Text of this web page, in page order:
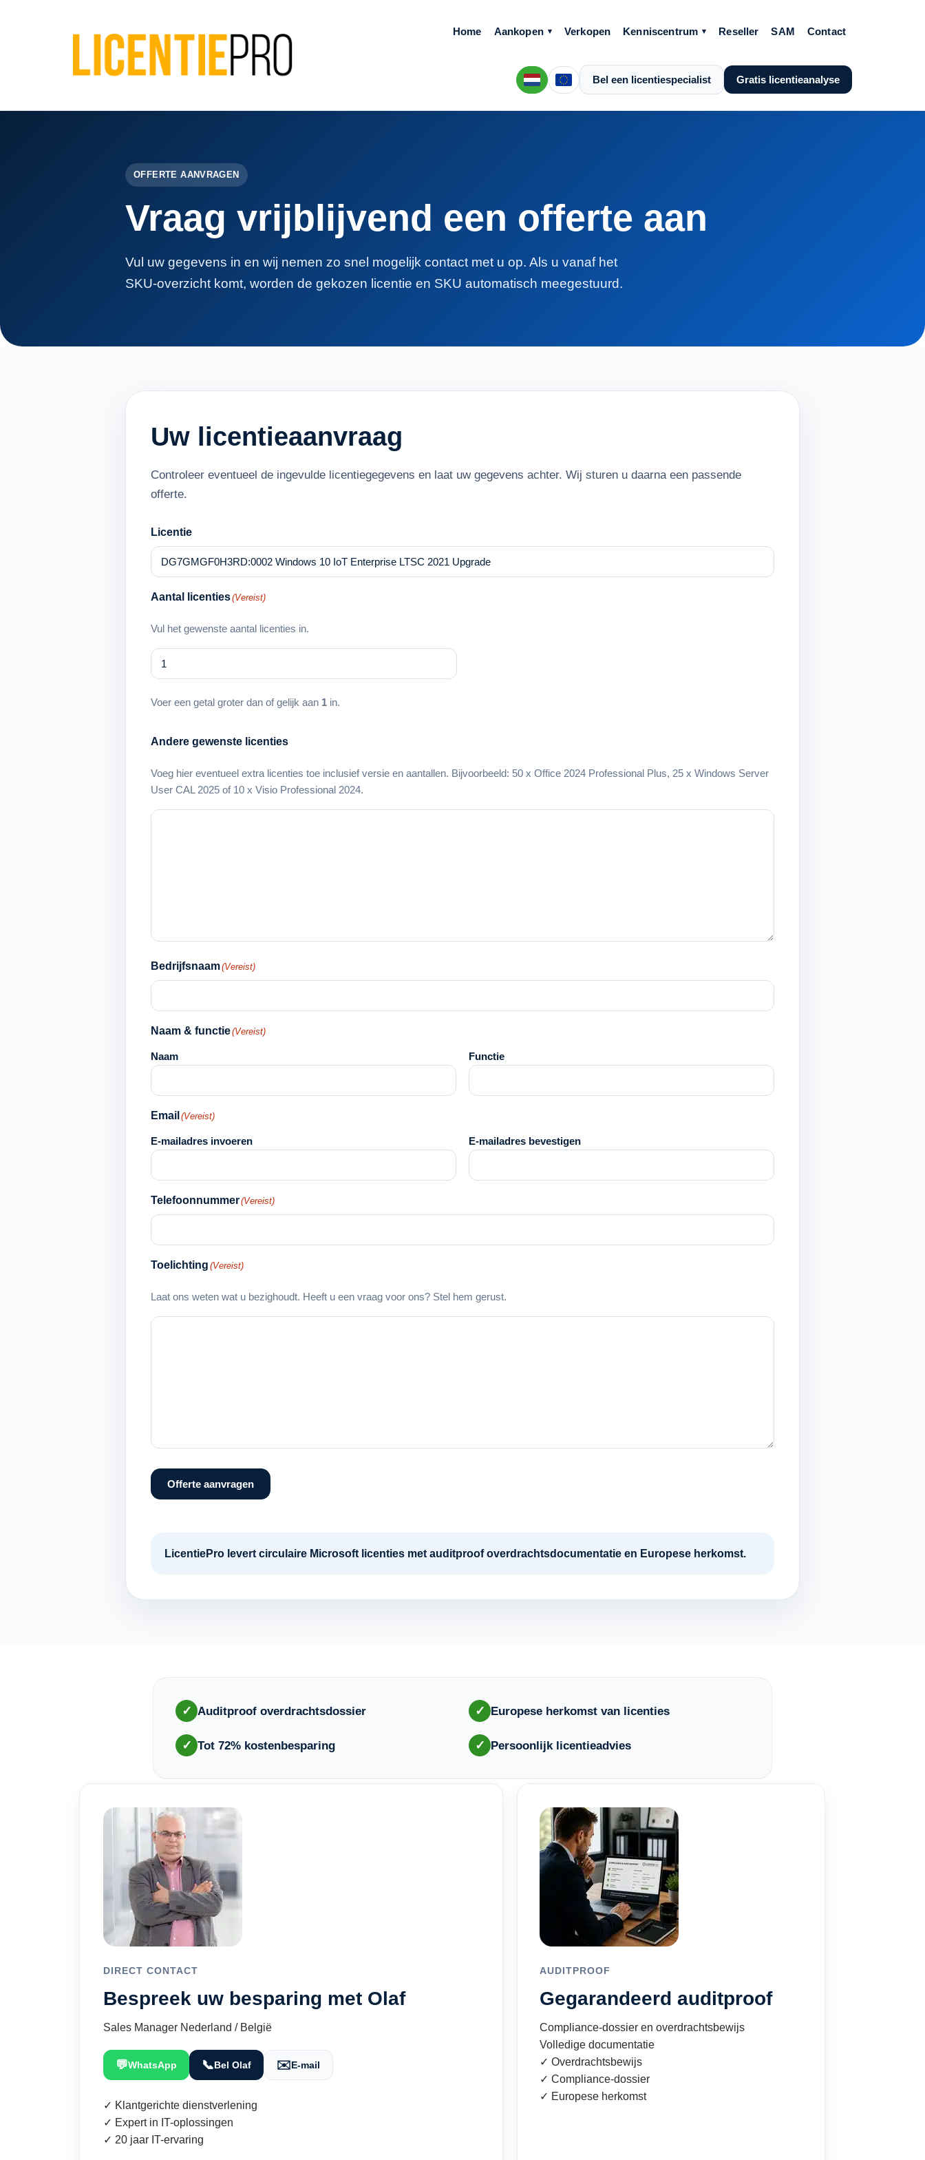
Home Aankopen Verkopen Kenniscentrum Reseller SAM Contact
Bel een licentiespecialist Gratis licentieanalyse
OFFERTE AANVRAGEN
Vraag vrijblijvend een offerte aan
Vul uw gegevens in en wij nemen zo snel mogelijk contact met u op. Als u vanaf het
SKU-overzicht komt, worden de gekozen licentie en SKU automatisch meegestuurd.
Uw licentieaanvraag
Controleer eventueel de ingevulde licentiegegevens en laat uw gegevens achter. Wij sturen u daarna een passende
offerte.
Licentie
Aantal licenties(Vereist)
Vul het gewenste aantal licenties in.
Voer een getal groter dan of gelijk aan 1 in.
Andere gewenste licenties
Voeg hier eventueel extra licenties toe inclusief versie en aantallen. Bijvoorbeeld: 50 x Office 2024 Professional Plus, 25 x Windows Server
User CAL 2025 of 10 x Visio Professional 2024.
Bedrijfsnaam(Vereist)
Naam & functie(Vereist)
Naam Functie
Email (Vereist)
E-mailadres invoeren E-mailadres bevestigen
Telefoonnummer(Vereist)
Toelichting (Vereist)
Laat ons weten wat u bezighoudt. Heeft u een vraag voor ons? Stel hem gerust.
Offerte aanvragen
LicentiePro levert circulaire Microsoft licenties met auditproof overdrachtsdocumentatie en Europese herkomst.
✓ Auditproof overdrachtsdossier ✓ Europese herkomst van licenties
✓ Tot 72% kostenbesparing ✓ Persoonlijk licentieadvies
DIRECT CONTACT
Bespreek uw besparing met Olaf
Sales Manager Nederland / België
💬WhatsApp 📞Bel Olaf ✉️E-mail
✓ Klantgerichte dienstverlening
✓ Expert in IT-oplossingen
✓ 20 jaar IT-ervaring
AUDITPROOF
Gegarandeerd auditproof
Compliance-dossier en overdrachtsbewijs
Volledige documentatie
✓ Overdrachtsbewijs
✓ Compliance-dossier
✓ Europese herkomst